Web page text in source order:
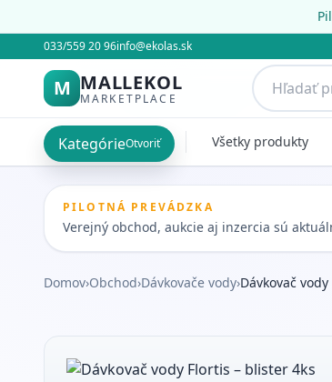
033/559 20 96info@ekolas.sk
M MALLEKOL
MARKETPLACE
KategórieOtvoriť Všetky produkty
PILOTNÁ PREVÁDZKA
Verejný obchod, aukcie aj inzercia sú
Domov›Obchod›Dávkovače vody›Dávkovač